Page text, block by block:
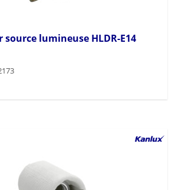
lumineuse HLDR-E14